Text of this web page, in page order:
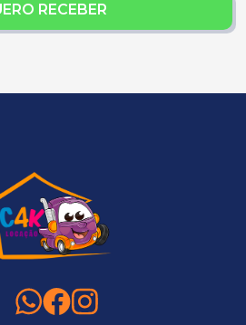
RECEBER